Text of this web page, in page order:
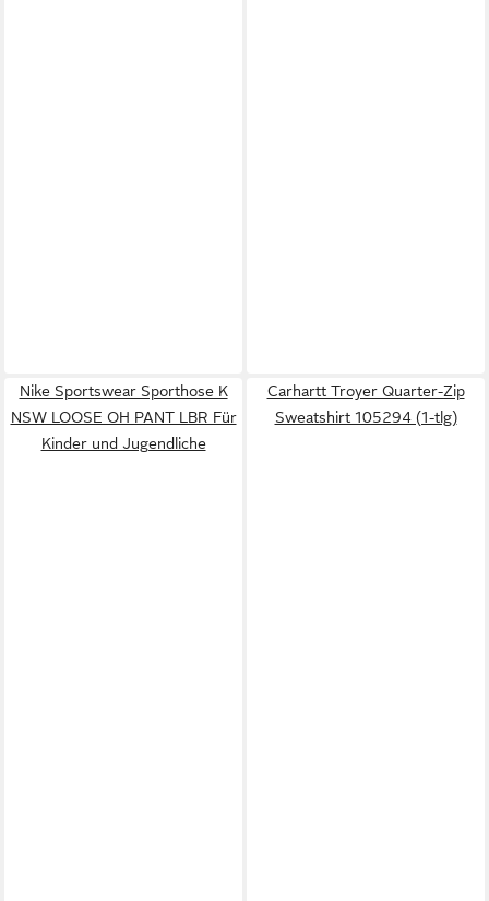
Nike Sportswear Sporthose K
NSW LOOSE OH PANT LBR Für
Kinder und Jugendliche
Carhartt Troyer Quarter-Zip
Sweatshirt 105294 (1-tlg)